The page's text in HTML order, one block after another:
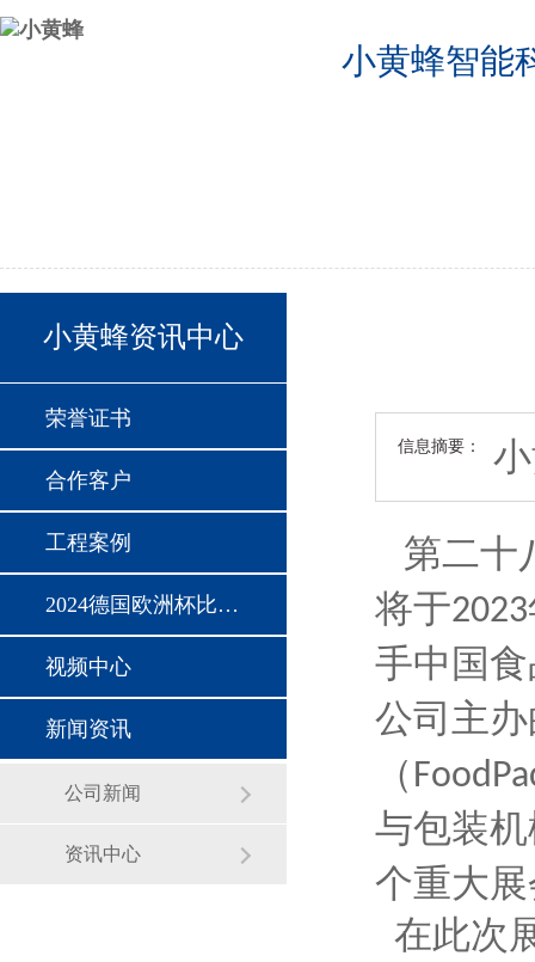
小黄蜂智能
信息摘要：
第二十
将于2023
手中国
公司主
（
与包装
个重大
在此次
小黄蜂资讯中心
荣誉证书
合作客户
工程案例
2024德国欧洲杯比赛时间
视频中心
新闻资讯
公司新闻
资讯中心